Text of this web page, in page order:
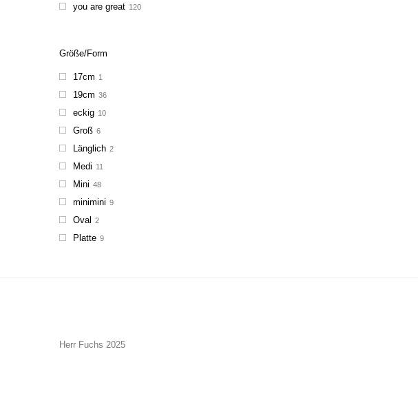
you are great 120
Größe/Form
17cm 1
19cm 36
eckig 10
Groß 6
Länglich 2
Medi 11
Mini 48
minimini 9
Oval 2
Platte 9
Herr Fuchs 2025